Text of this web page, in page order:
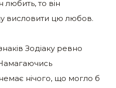
то він
висловити цю любов.
Зодіаку ревно
нічого, що могло б